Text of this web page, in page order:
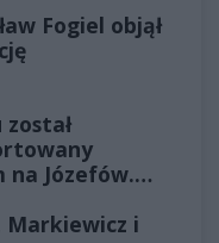
Fogiel objął
na Józefów.
Markiewicz i